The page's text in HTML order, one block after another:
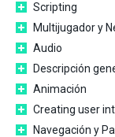
Scripting
Multijugador y
Audio
Descripción
Animación
Creating user
Navegación y